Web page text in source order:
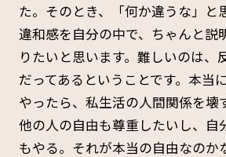
た。そのとき、「何か違うな」と
違和感を自分の中で、ちゃんと説
りたいと思います。難しいのは、
だってあるということです。本当
やったら、私生活の人間関係を壊
他の人の自由も尊重したいし、自
もやる。それが本当の自由なのか